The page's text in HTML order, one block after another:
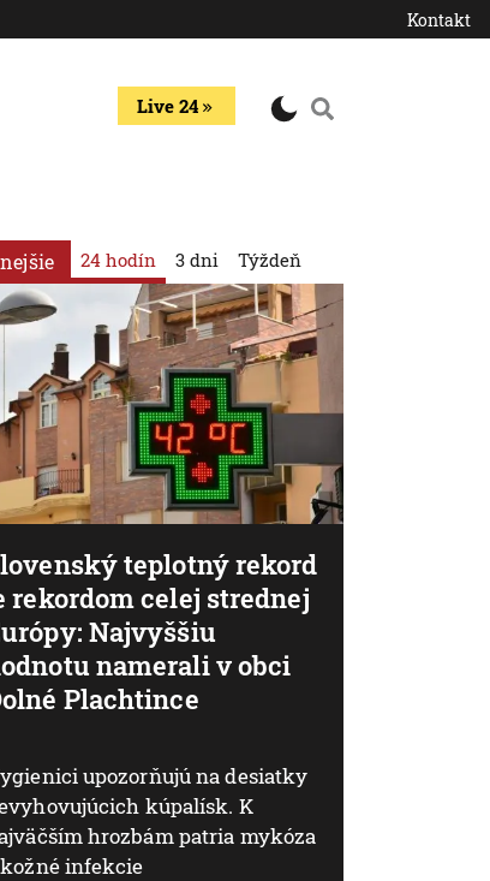
Kontakt
Live 24
24 hodín
teplotný rekord
rekordom celej strednej
Najvyššiu
namerali v obci
Plachtince
upozorňujú na desiatky
kúpalísk. K
hrozbám patria mykóza
infekcie
3 dni Týždeň